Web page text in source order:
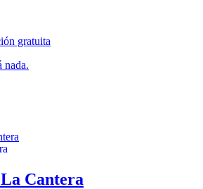
gratuita
nada.
Cantera